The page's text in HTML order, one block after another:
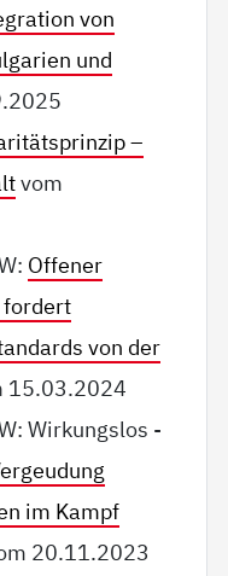
von
und
–
vom
Offener
fordert
von der
15.03.2024
Wirkungslos -
im Kampf
20.11.2023